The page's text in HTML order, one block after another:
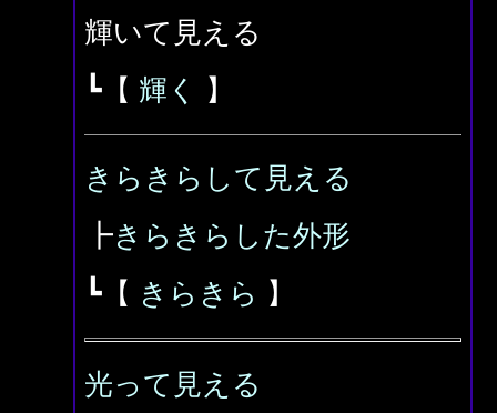
輝いて見える
┗【 輝く 】
きらきらして見える
┣きらきらした外形
┗【 きらきら 】
光って見える